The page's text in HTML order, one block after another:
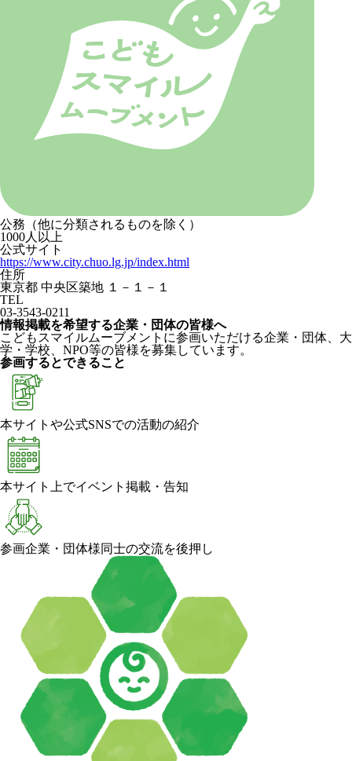
公務（他に分類されるものを除く）
1000人以上
公式サイト
https://www.city.chuo.lg.jp/index.html
住所
東京都 中央区築地 １－１－１
TEL
03-3543-0211
情報掲載を希望する企業・団体の皆様へ
こどもスマイルムーブメントに参画いただける企業・団体、大
学・学校、NPO等の皆様を募集しています。
参画するとできること
本サイトや公式SNSでの活動の紹介
本サイト上でイベント掲載・告知
参画企業・団体様同士の交流を後押し